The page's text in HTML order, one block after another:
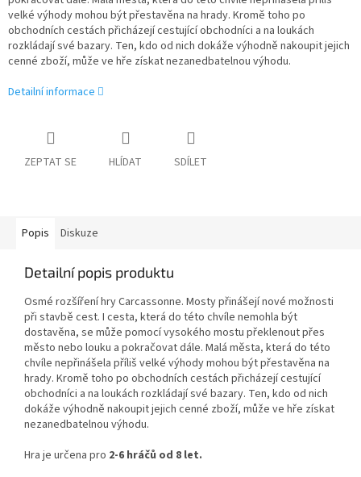
velké výhody mohou být přestavěna na hrady. Kromě toho po
obchodních cestách přicházejí cestující obchodníci a na loukách
rozkládají své bazary. Ten, kdo od nich dokáže výhodně nakoupit jejich
cenné zboží, může ve hře získat nezanedbatelnou výhodu.
Detailní informace
ZEPTAT SE HLÍDAT SDÍLET
Popis Diskuze
Detailní popis produktu
Osmé rozšíření hry Carcassonne. Mosty přinášejí nové možnosti
při stavbě cest. I cesta, která do této chvíle nemohla být
dostavěna, se může pomocí vysokého mostu překlenout přes
město nebo louku a pokračovat dále. Malá města, která do této
chvíle nepřinášela příliš velké výhody mohou být přestavěna na
hrady. Kromě toho po obchodních cestách přicházejí cestující
obchodníci a na loukách rozkládají své bazary. Ten, kdo od nich
dokáže výhodně nakoupit jejich cenné zboží, může ve hře získat
nezanedbatelnou výhodu.
Hra je určena pro 2-6 hráčů od 8 let.